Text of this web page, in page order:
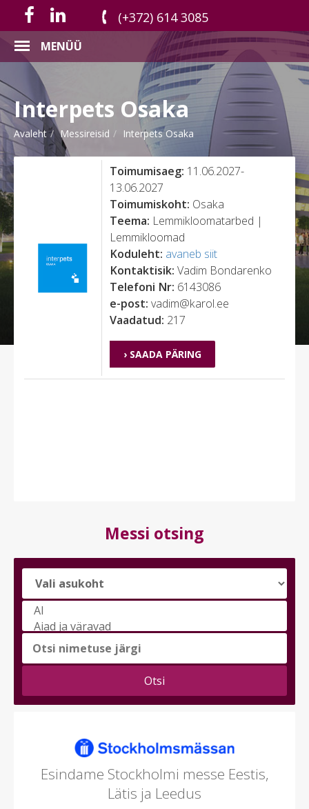
(+372) 614 3085
MENÜÜ
Interpets Osaka
Avaleht Messireisid Interpets Osaka
Toimumisaeg: 11.06.2027-
13.06.2027
Toimumiskoht: Osaka
Teema: Lemmikloomatarbed |
Lemmikloomad
Koduleht: avaneb siit
Kontaktisik:Vadim Bondarenko
Telefoni Nr: 6143086
e-post:vadim@karol.ee
Vaadatud: 217
› SAADA PÄRING
Messi otsing
Vali
messi
teema
valida
Esindame Stockholmi messe Eestis,
Lätis ja Leedus